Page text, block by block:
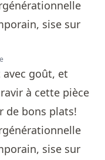
avec goût, et
à cette pièce
de bons plats!